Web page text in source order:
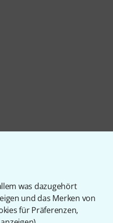
was dazugehört
und das Merken von
für Präferenzen,